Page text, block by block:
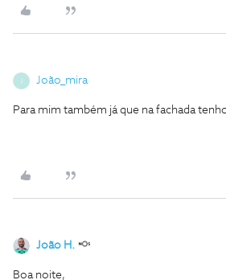
João_mira
Para mim também já que na fachada
João H.
Boa noite,